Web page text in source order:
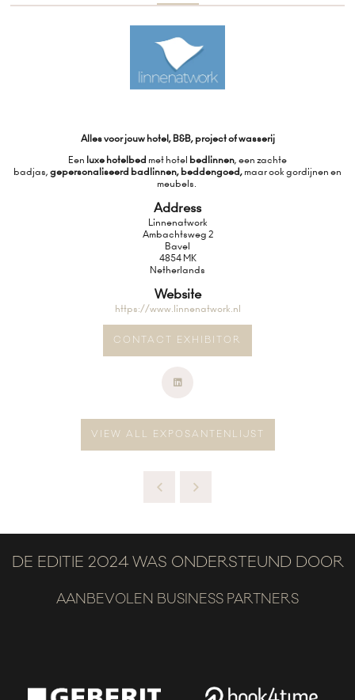
Alles voor jouw hotel, B&B, project of wasserij
Een luxe hotelbed met hotel bedlinnen, een zachte
badjas, gepersonaliseerd badlinnen, beddengoed, maar ook gordijnen en
meubels.
Address
Linnenatwork
Ambachtsweg 2
Bavel
4854 MK
Netherlands
Website
https://www.linnenatwork.nl
CONTACT EXHIBITOR
VIEW ALL EXPOSANTENLIJST
DE EDITIE 2024 WAS ONDERSTEUND DOOR
AANBEVOLEN BUSINESS PARTNERS